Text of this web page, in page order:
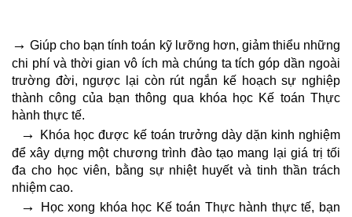
→ Giúp cho bạn tính toán kỹ lưỡng hơn, giảm thiểu những
chi phí và thời gian vô ích mà chúng ta tích góp dần ngoài
trường đời, ngược lại còn rút ngắn kế hoạch sự nghiệp
thành công của bạn thông qua khóa học Kế toán Thực
hành thực tế.
→
Khóa học được kế toán trưởng dày dặn kinh nghiệm
để xây dựng một chương trình đào tạo mang lại giá trị tối
đa cho học viên, bằng sự nhiệt huyết và tinh thần trách
nhiệm cao.
→
Học xong khóa học Kế toán Thực hành thực tế, bạn